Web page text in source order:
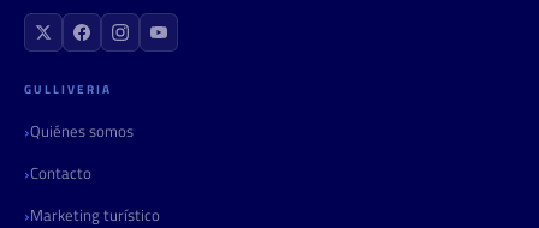
GULLIVERIA
Quiénes somos
Contacto
Marketing turístico